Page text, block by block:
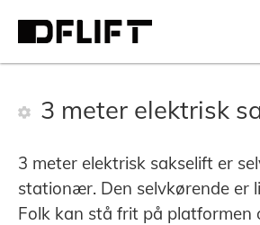
3 meter elektrisk
3 meter elektrisk sakselift er
stationær. Den selvkørende er
Folk kan stå frit på platformen